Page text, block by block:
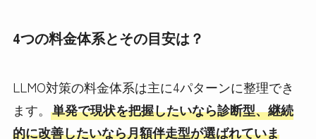
4つの料金体系とその目安は？
LLMO対策の料金体系は主に4パターンに整理でき
ます。 単発で現状を把握したいなら診断型、継続
的に改善したいなら月額伴走型が選ばれていま